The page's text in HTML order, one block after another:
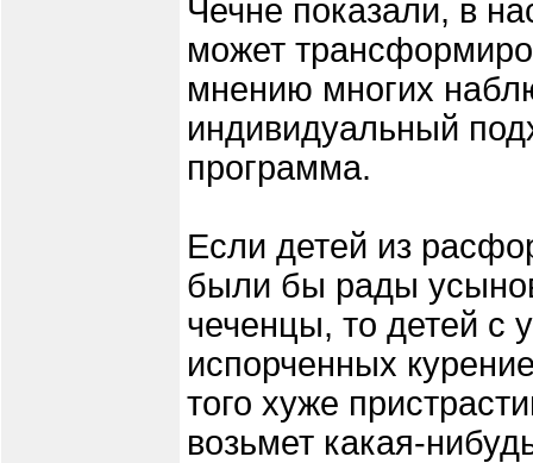
Чечне показали, в
может
мнению многих
индивидуальный
программа.
Если детей из
были бы рады
чеченцы, то детей с
испорченных
того хуже
возьмет какая-